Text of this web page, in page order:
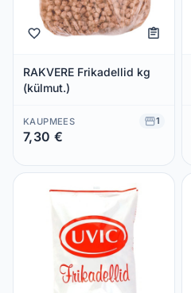
RAKVERE Frikadellid kg
(külmut.)
KAUPMEES 1
7,30 €